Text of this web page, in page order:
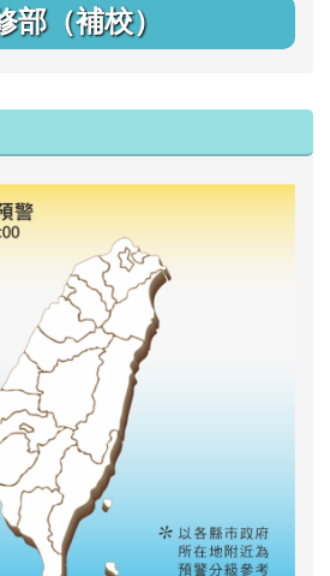
部（補校）